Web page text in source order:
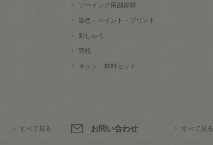
ソーイング用副資材
染色・ペイント・プリント
刺しゅう
羽根
キット・材料セット
すべて見る お問い合わせ すべて見る